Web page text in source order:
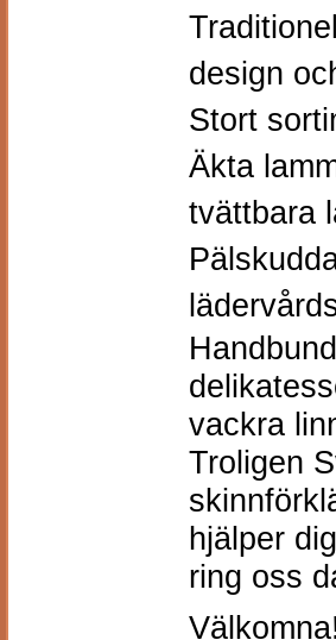
design
Stort
Äkta
tvättbara
vackra
Troligen
hjälper
ring oss
Välkomna!